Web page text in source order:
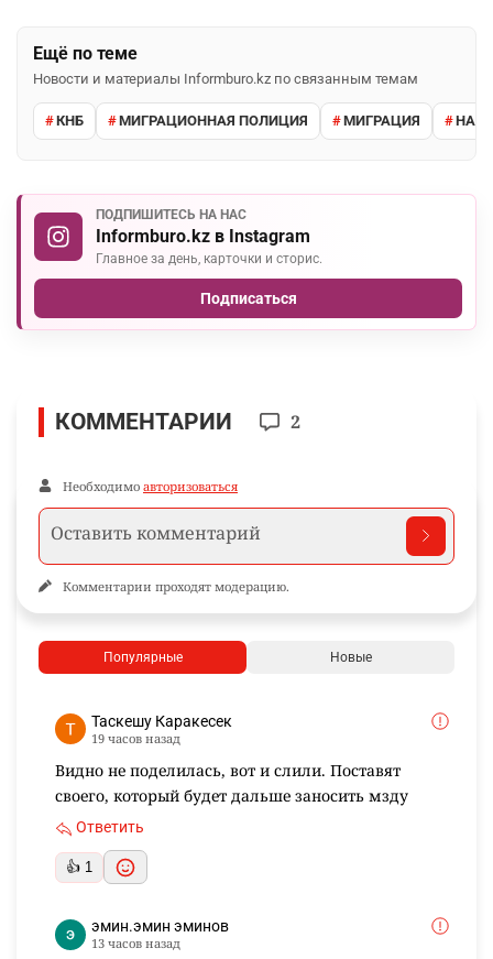
Ещё по теме
Новости и материалы Informburo.kz по связанным темам
КНБ МИГРАЦИОННАЯ ПОЛИЦИЯ МИГРАЦИЯ
ПОДПИШИТЕСЬ НА НАС
Informburo.kz в Instagram
Главное за день, карточки и сторис.
Подписаться
КОММЕНТАРИИ 2
Необходимо авторизоваться
Комментарии проходят модерацию.
Популярные Новые
Таскешу Каракесек
19 часов назад
Видно не поделилась, вот и слили. Поставят
своего, который будет дальше заносить мзду
Ответить
👍 1
эмин.эмин эминов
13 часов назад